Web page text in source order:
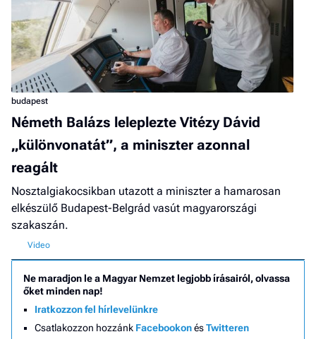
budapest
Németh Balázs leleplezte Vitézy Dávid
„különvonatát”, a miniszter azonnal
reagált
Nosztalgiakocsikban utazott a miniszter a hamarosan
elkészülő Budapest-Belgrád vasút magyarországi
szakaszán.
Ne maradjon le a Magyar Nemzet legjobb írásairól, olvassa
őket minden nap!
Iratkozzon fel hírlevelünkre
Csatlakozzon hozzánk FacebookonésTwitteren